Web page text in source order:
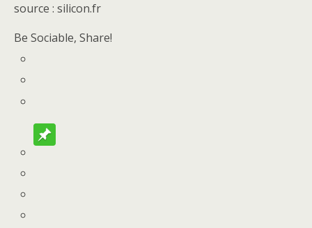
source : silicon.fr
Be Sociable, Share!